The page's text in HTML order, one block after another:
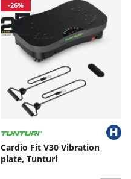
-26%
Cardio Fit V30 Vibration
plate, Tunturi